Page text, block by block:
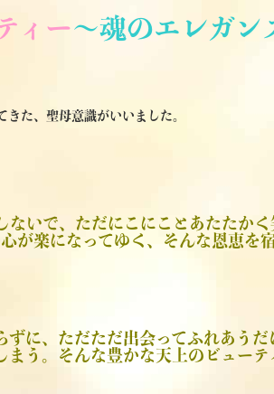
ィー～魂のエレガン
た、聖母意識がいいました。
ないで、ただにこにことあたたか
が楽になってゆく、そんな恩恵を
ずに、ただただ出会ってふれあうだ
まう。そんな豊かな天上のビューテ